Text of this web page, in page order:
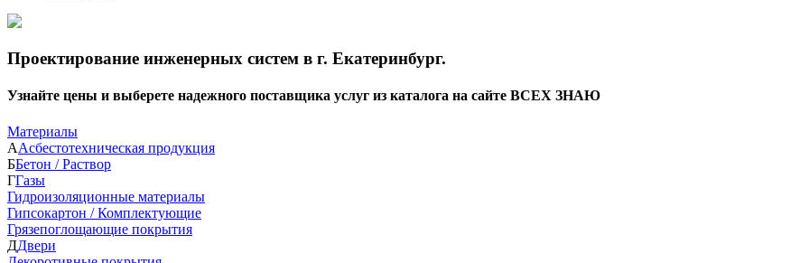
Проектирование инженерных систем в г. Екатеринбург.
Узнайте цены и выберете надежного поставщика услуг из каталога на сайте ВСЕХ ЗНАЮ
Материалы
ААсбестотехническая продукция
ББетон / Раствор
ГГазы
Гидроизоляционные материалы
Гипсокартон / Комплектующие
Грязепоглощающие покрытия
ДДвери